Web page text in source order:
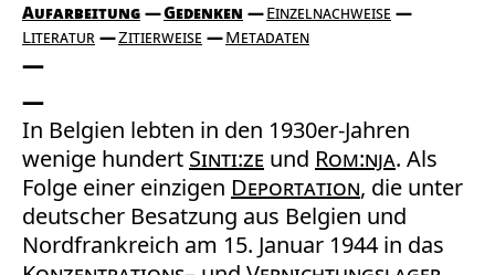
Aufarbeitung
Gedenken
Einzelnachweise
Literatur
Zitierweise Metadaten
In Belgien lebten in den 1930er-Jahren
wenige hundert Sinti:ze und Rom:nja. Als
Folge einer einzigen Deportation, die unter
deutscher Besatzung aus Belgien und
Nordfrankreich am 15. Januar 1944 in das